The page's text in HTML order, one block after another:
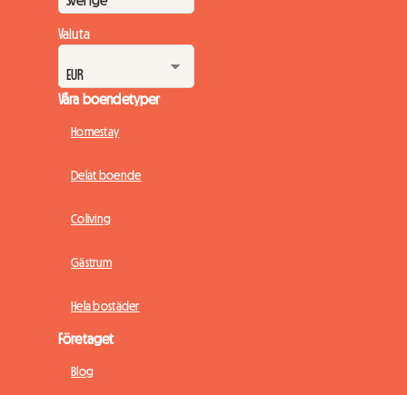
Valuta
Våra boendetyper
Homestay
Delat boende
Coliving
Gästrum
Hela bostäder
Företaget
Blog